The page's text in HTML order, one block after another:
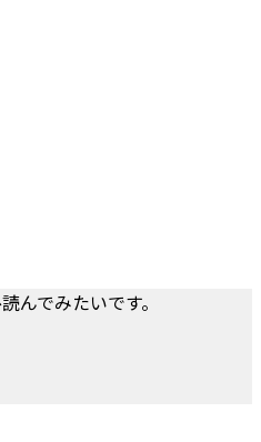
んでみたいです。